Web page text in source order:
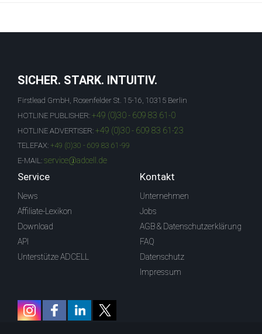
SICHER. STARK. INTUITIV.
Firstlead GmbH, Rosenfelder St. 15-16, 10315 Berlin
HOTLINE PUBLISHER: +49 (0)30 - 609 83 61-0
HOTLINE ADVERTISER: +49 (0)30 - 609 83 61-23
TELEFAX: +49 (0)30 - 609 83 61-99
E-MAIL: service@adcell.de
Service
News
Affiliate-Lexikon
Download
API
Unterstütze ADCELL
Kontakt
Unternehmen
Jobs
AGB & Datenschutzerklärung
FAQ
Datenschutz
Impressum